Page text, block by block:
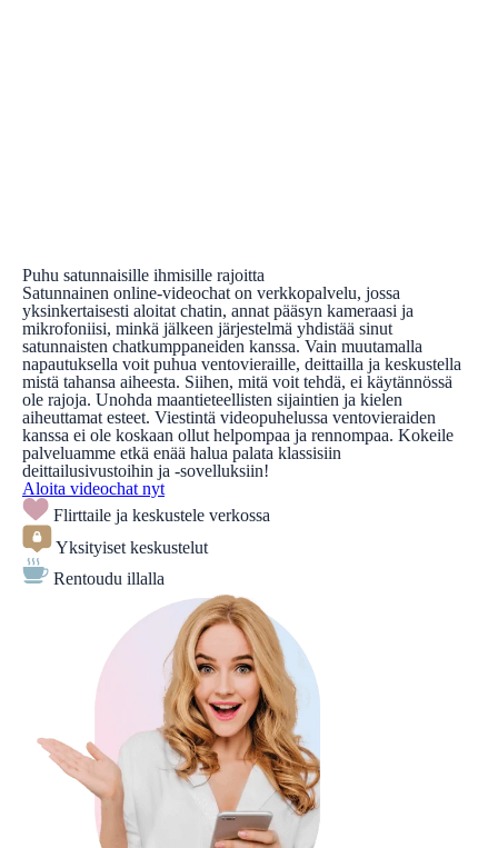
Puhu satunnaisille ihmisille rajoitta
Satunnainen online-videochat on verkkopalvelu, jossa
yksinkertaisesti aloitat chatin, annat pääsyn kameraasi ja
mikrofoniisi, minkä jälkeen järjestelmä yhdistää sinut
satunnaisten chatkumppaneiden kanssa. Vain muutamalla
napautuksella voit puhua ventovieraille, deittailla ja keskustella
mistä tahansa aiheesta. Siihen, mitä voit tehdä, ei käytännössä
ole rajoja. Unohda maantieteellisten sijaintien ja kielen
aiheuttamat esteet. Viestintä videopuhelussa ventovieraiden
kanssa ei ole koskaan ollut helpompaa ja rennompaa. Kokeile
palveluamme etkä enää halua palata klassisiin
deittailusivustoihin ja -sovelluksiin!
Aloita videochat nyt
Flirttaile ja keskustele verkossa
Yksityiset keskustelut
Rentoudu illalla